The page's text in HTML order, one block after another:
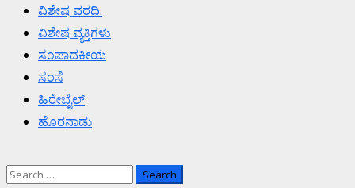
ವಿಶೇಷ ವರದಿ.
ವಿಶೇಷ ವ್ಯಕ್ತಿಗಳು
ಸಂಪಾದಕೀಯ
ಸಂಸೆ
ಹಿರೇಬೈಲ್
ಹೊರನಾಡು
Search